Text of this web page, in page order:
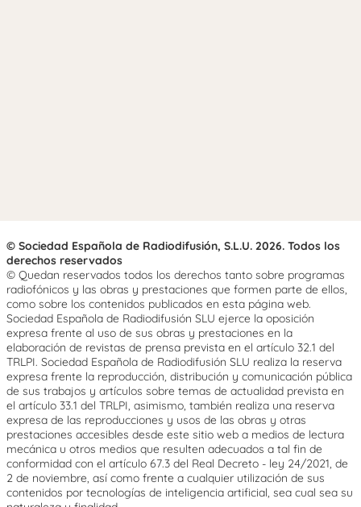
© Sociedad Española de Radiodifusión, S.L.U. 2026. Todos los
derechos reservados
© Quedan reservados todos los derechos tanto sobre programas
radiofónicos y las obras y prestaciones que formen parte de ellos,
como sobre los contenidos publicados en esta página web.
Sociedad Española de Radiodifusión SLU ejerce la oposición
expresa frente al uso de sus obras y prestaciones en la
elaboración de revistas de prensa prevista en el artículo 32.1 del
TRLPI. Sociedad Española de Radiodifusión SLU realiza la reserva
expresa frente la reproducción, distribución y comunicación pública
de sus trabajos y artículos sobre temas de actualidad prevista en
el artículo 33.1 del TRLPI, asimismo, también realiza una reserva
expresa de las reproducciones y usos de las obras y otras
prestaciones accesibles desde este sitio web a medios de lectura
mecánica u otros medios que resulten adecuados a tal fin de
conformidad con el artículo 67.3 del Real Decreto - ley 24/2021, de
2 de noviembre, así como frente a cualquier utilización de sus
contenidos por tecnologías de inteligencia artificial, sea cual sea su